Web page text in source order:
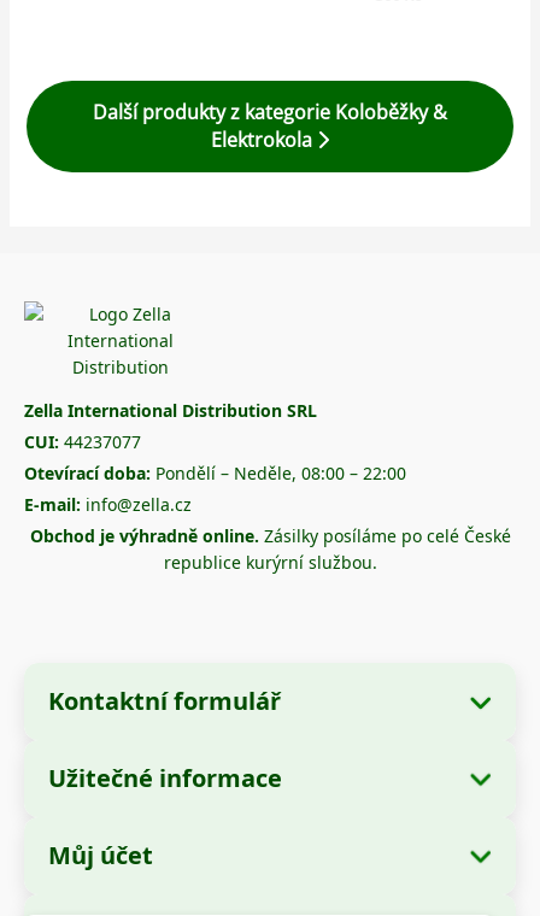
Další produkty z kategorie Koloběžky &
Elektrokola
Zella International Distribution SRL
CUI: 44237077
Otevírací doba: Pondělí – Neděle, 08:00 – 22:00
E-mail: info@zella.cz
Obchod je výhradně online. Zásilky posíláme po celé České
republice kurýrní službou.
Kontaktní formulář
Název společnosti:
Distribution SRL
Užitečné informace
Jak objednávat?
Můj účet
Moje objednávky